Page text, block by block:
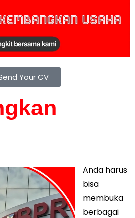
Your CV
Anda harus
bisa
membuka
berbagai